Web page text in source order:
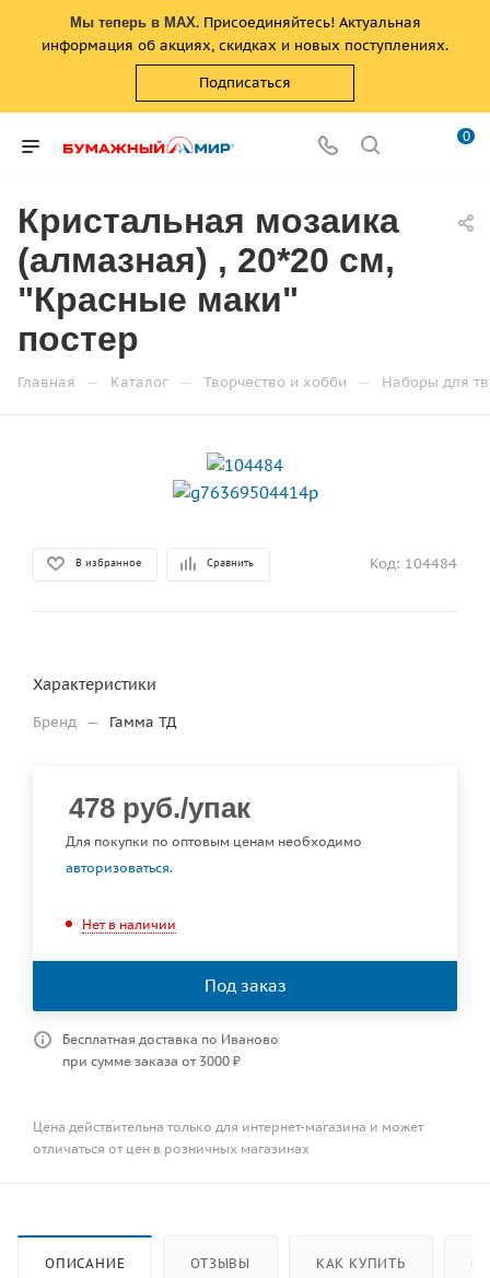
Мы теперь в MAX. Присоединяйтесь! Актуальная
информация об акциях, скидках и новых поступлениях.
Подписаться
0
Кристальная мозаика
(алмазная) , 20*20 см,
"Красные маки"
постер
Главная — Каталог — Творчество и хобби — Наборы для
В избранное Сравнить Код: 104484
Характеристики
Бренд — Гамма ТД
478 руб./упак
Для покупки по оптовым ценам необходимо
авторизоваться.
Нет в наличии
Под заказ
Бесплатная доставка по Иваново
при сумме заказа от 3000 ₽
Цена действительна только для интернет-магазина и может
отличаться от цен в розничных магазинах
ОПИСАНИЕ ОТЗЫВЫ КАК КУПИТЬ